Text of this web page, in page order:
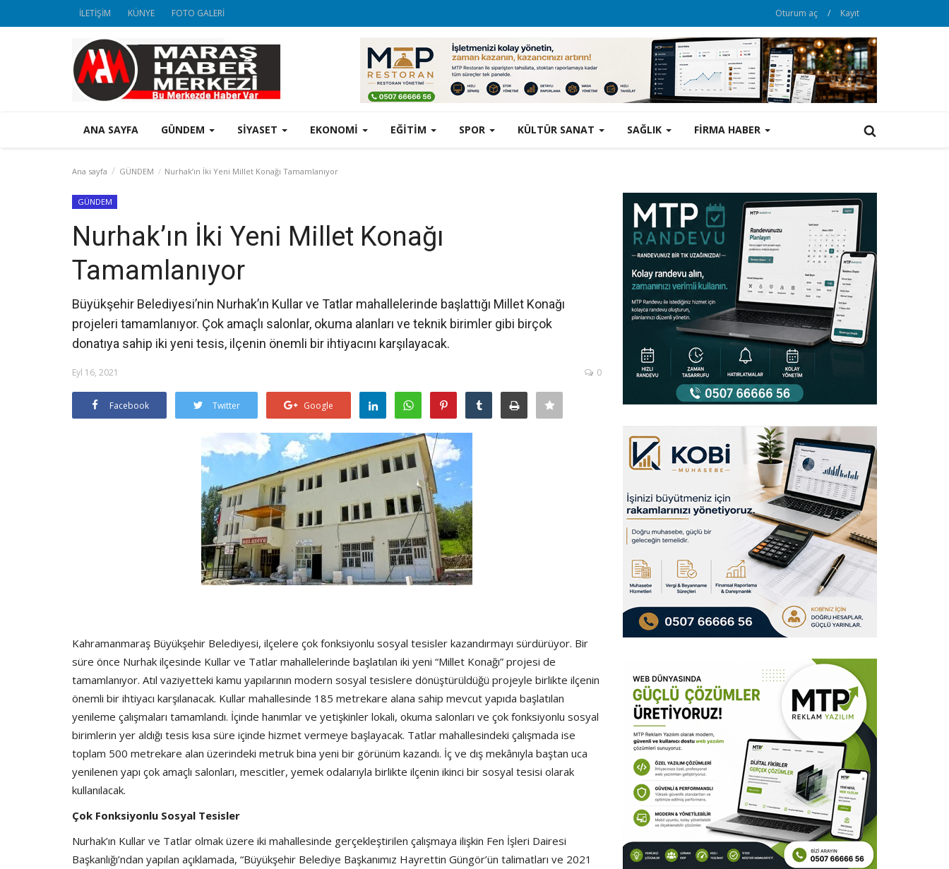
İLETİŞİM KÜNYE FOTO GALERİ Oturum aç / Kayıt
ANA SAYFA GÜNDEM SİYASET EKONOMİ EĞİTİM SPOR KÜLTÜR SANAT SAĞLIK FİRMA HABER
Ana sayfa GÜNDEM Nurhak’ın İki Yeni Millet Konağı Tamamlanıyor
GÜNDEM
Nurhak’ın İki Yeni Millet Konağı
Tamamlanıyor
Büyükşehir Belediyesi’nin Nurhak’ın Kullar ve Tatlar mahallelerinde başlattığı Millet Konağı
projeleri tamamlanıyor. Çok amaçlı salonlar, okuma alanları ve teknik birimler gibi birçok
donatıya sahip iki yeni tesis, ilçenin önemli bir ihtiyacını karşılayacak.
Eyl 16, 2021 0
Facebook Twitter Google
Kahramanmaraş Büyükşehir Belediyesi, ilçelere çok fonksiyonlu sosyal tesisler kazandırmayı sürdürüyor. Bir
süre önce Nurhak ilçesinde Kullar ve Tatlar mahallelerinde başlatılan iki yeni “Millet Konağı” projesi de
tamamlanıyor. Atıl vaziyetteki kamu yapılarının modern sosyal tesislere dönüştürüldüğü projeyle birlikte ilçenin
önemli bir ihtiyacı karşılanacak. Kullar mahallesinde 185 metrekare alana sahip mevcut yapıda başlatılan
yenileme çalışmaları tamamlandı. İçinde hanımlar ve yetişkinler lokali, okuma salonları ve çok fonksiyonlu sosyal
birimlerin yer aldığı tesis kısa süre içinde hizmet vermeye başlayacak. Tatlar mahallesindeki çalışmada ise
toplam 500 metrekare alan üzerindeki metruk bina yeni bir görünüm kazandı. İç ve dış mekânıyla baştan uca
yenilenen yapı çok amaçlı salonları, mescitler, yemek odalarıyla birlikte ilçenin ikinci bir sosyal tesisi olarak
kullanılacak.
Çok Fonksiyonlu Sosyal Tesisler
Nurhak’ın Kullar ve Tatlar olmak üzere iki mahallesinde gerçekleştirilen çalışmaya ilişkin Fen İşleri Dairesi
Başkanlığı’ndan yapılan açıklamada, “Büyükşehir Belediye Başkanımız Hayrettin Güngör’ün talimatları ve 2021